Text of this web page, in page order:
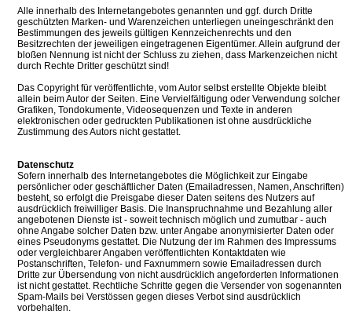
Alle innerhalb des Internetangebotes genannten und ggf. durch Dritte
geschützten Marken- und Warenzeichen unterliegen uneingeschränkt den
Bestimmungen des jeweils gültigen Kennzeichenrechts und den
Besitzrechten der jeweiligen eingetragenen Eigentümer. Allein aufgrund der
bloßen Nennung ist nicht der Schluss zu ziehen, dass Markenzeichen nicht
durch Rechte Dritter geschützt sind!
Das Copyright für veröffentlichte, vom Autor selbst erstellte Objekte bleibt
allein beim Autor der Seiten. Eine Vervielfältigung oder Verwendung solcher
Grafiken, Tondokumente, Videosequenzen und Texte in anderen
elektronischen oder gedruckten Publikationen ist ohne ausdrückliche
Zustimmung des Autors nicht gestattet.
Datenschutz
Sofern innerhalb des Internetangebotes die Möglichkeit zur Eingabe
persönlicher oder geschäftlicher Daten (Emailadressen, Namen, Anschriften)
besteht, so erfolgt die Preisgabe dieser Daten seitens des Nutzers auf
ausdrücklich freiwilliger Basis. Die Inanspruchnahme und Bezahlung aller
angebotenen Dienste ist - soweit technisch möglich und zumutbar - auch
ohne Angabe solcher Daten bzw. unter Angabe anonymisierter Daten oder
eines Pseudonyms gestattet. Die Nutzung der im Rahmen des Impressums
oder vergleichbarer Angaben veröffentlichten Kontaktdaten wie
Postanschriften, Telefon- und Faxnummern sowie Emailadressen durch
Dritte zur Übersendung von nicht ausdrücklich angeforderten Informationen
ist nicht gestattet. Rechtliche Schritte gegen die Versender von sogenannten
Spam-Mails bei Verstössen gegen dieses Verbot sind ausdrücklich
vorbehalten.